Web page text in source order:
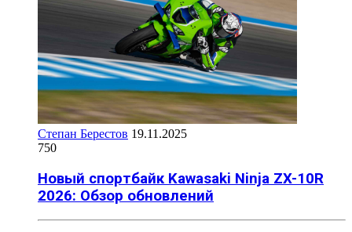
Степан Берестов 19.11.2025
750
Новый спортбайк Kawasaki Ninja ZX-10R
2026: Обзор обновлений